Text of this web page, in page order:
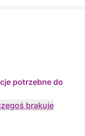
potrzebne do
brakuje